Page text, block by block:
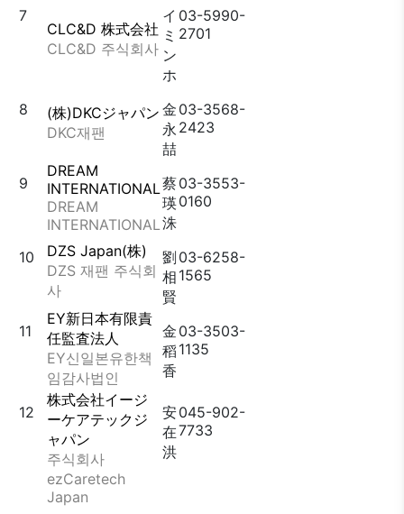
7
CLC&D 株式会社
CLC&D 주식회사
イ
ミ
ン
ホ
03-5990-
2701
8
(株)DKCジャパン
DKC재팬
金
永
喆
03-3568-
2423
9
DREAM
INTERNATIONAL
DREAM
INTERNATIONAL
蔡
瑛
洙
03-3553-
0160
10
DZS Japan(株)
DZS 재팬 주식회
사
劉
相
賢
03-6258-
1565
11
EY新日本有限責
任監査法人
EY신일본유한책
임감사법인
金
稻
香
03-3503-
1135
12
株式会社イージ
ーケアテックジ
ャパン
주식회사
ezCaretech
Japan
安
在
洪
045-902-
7733